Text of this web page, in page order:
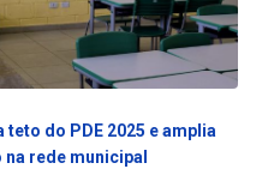
do PDE 2025 e amplia
rede municipal